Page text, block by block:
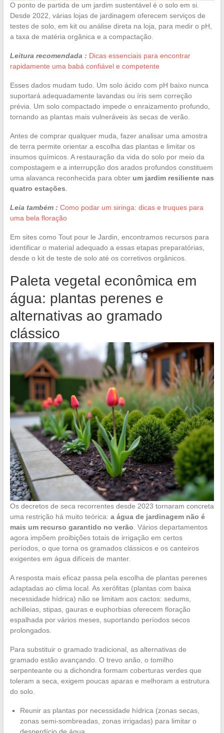
O ponto de partida de um jardim sustentável é o solo em si.
Desde 2022, várias lojas de jardinagem oferecem serviços de
testes de solo, em kit ou análise direta na loja, para medir o pH,
a taxa de matéria orgânica e a compactação.
Leitura recomendada : Dicas essenciais para encontrar
rapidamente uma babá confiável e competente
Esses dados mudam tudo. Um solo ácido com pH baixo nunca
suportará adequadamente lavandas ou íris sem correção
prévia. Um solo compactado impede o enraizamento profundo,
tornando as plantas mais vulneráveis às secas de verão.
Antes de comprar qualquer muda, fazer analisar uma amostra
de terra permite orientar a escolha das plantas e limitar os
insumos químicos. A restauração da vida do solo por meio da
compostagem e a interrupção dos arados profundos constituem
uma alavanca reconhecida para obter um jardim resiliente nas
quatro estações
Leia também : Como podar um siringa: dicas e truques para
uma bela floração
Em sites como Tout pour le Jardin, encontramos recursos para
identificar o material adequado a essas etapas preparatórias,
desde o kit de teste de solo até os corretivos orgânicos.
Paleta vegetal econômica em
água: plantas perenes e
alternativas ao gramado
clássico
Os decretos de seca recorrentes desde 2023 tornaram concreta
uma restrição há muito teórica: a água de jardinagem não é
mais um recurso garantido no verão. Vários departamentos
agora impõem proibições totais de irrigação em certos
períodos, o que torna os gramados clássicos e os canteiros
exigentes em água difíceis de manter.
A resposta mais eficaz passa pela escolha de plantas perenes
adaptadas ao clima local. As xerófitas (plantas com baixa
necessidade hídrica) não se limitam aos cactos: sedums,
achilleias, stipas, gauras e euphorbias oferecem floração
espalhada por vários meses, suportando períodos secos
prolongados.
Para substituir o gramado tradicional, as alternativas de
gramado estão avançando. O trevo anão, o tomilho
serpenteante ou a dichondra formam coberturas verdes que
toleram a seca, exigem poucas aparas e melhoram a estrutura
do solo.
Reunir as plantas por necessidade hídrica (zonas secas,
zonas semi-sombreadas, zonas irrigadas) para limitar o